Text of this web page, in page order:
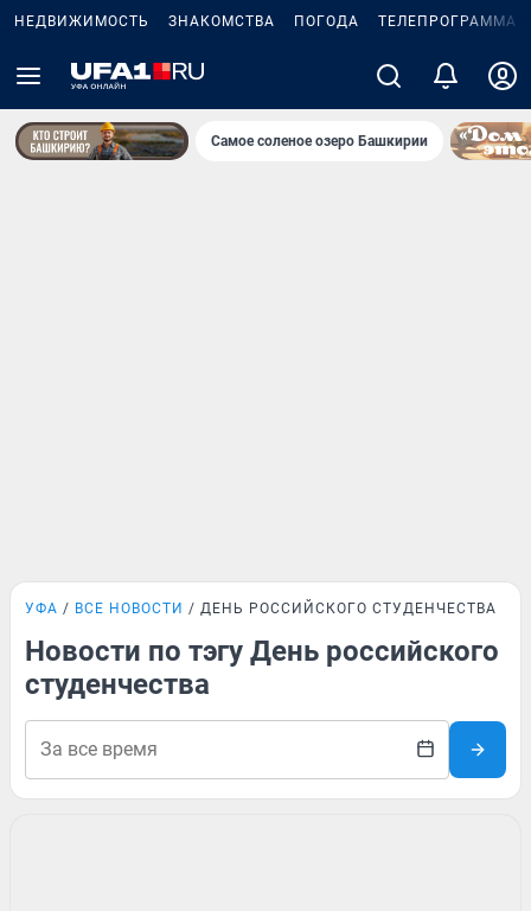
НЕДВИЖИМОСТЬ ЗНАКОМСТВА ПОГОДА ТЕЛЕПРОГРАММА
Самое соленое озеро Башкирии
УФА ВСЕ НОВОСТИ ДЕНЬ РОССИЙСКОГО СТУДЕНЧЕСТВА
Новости по тэгу День российского
студенчества